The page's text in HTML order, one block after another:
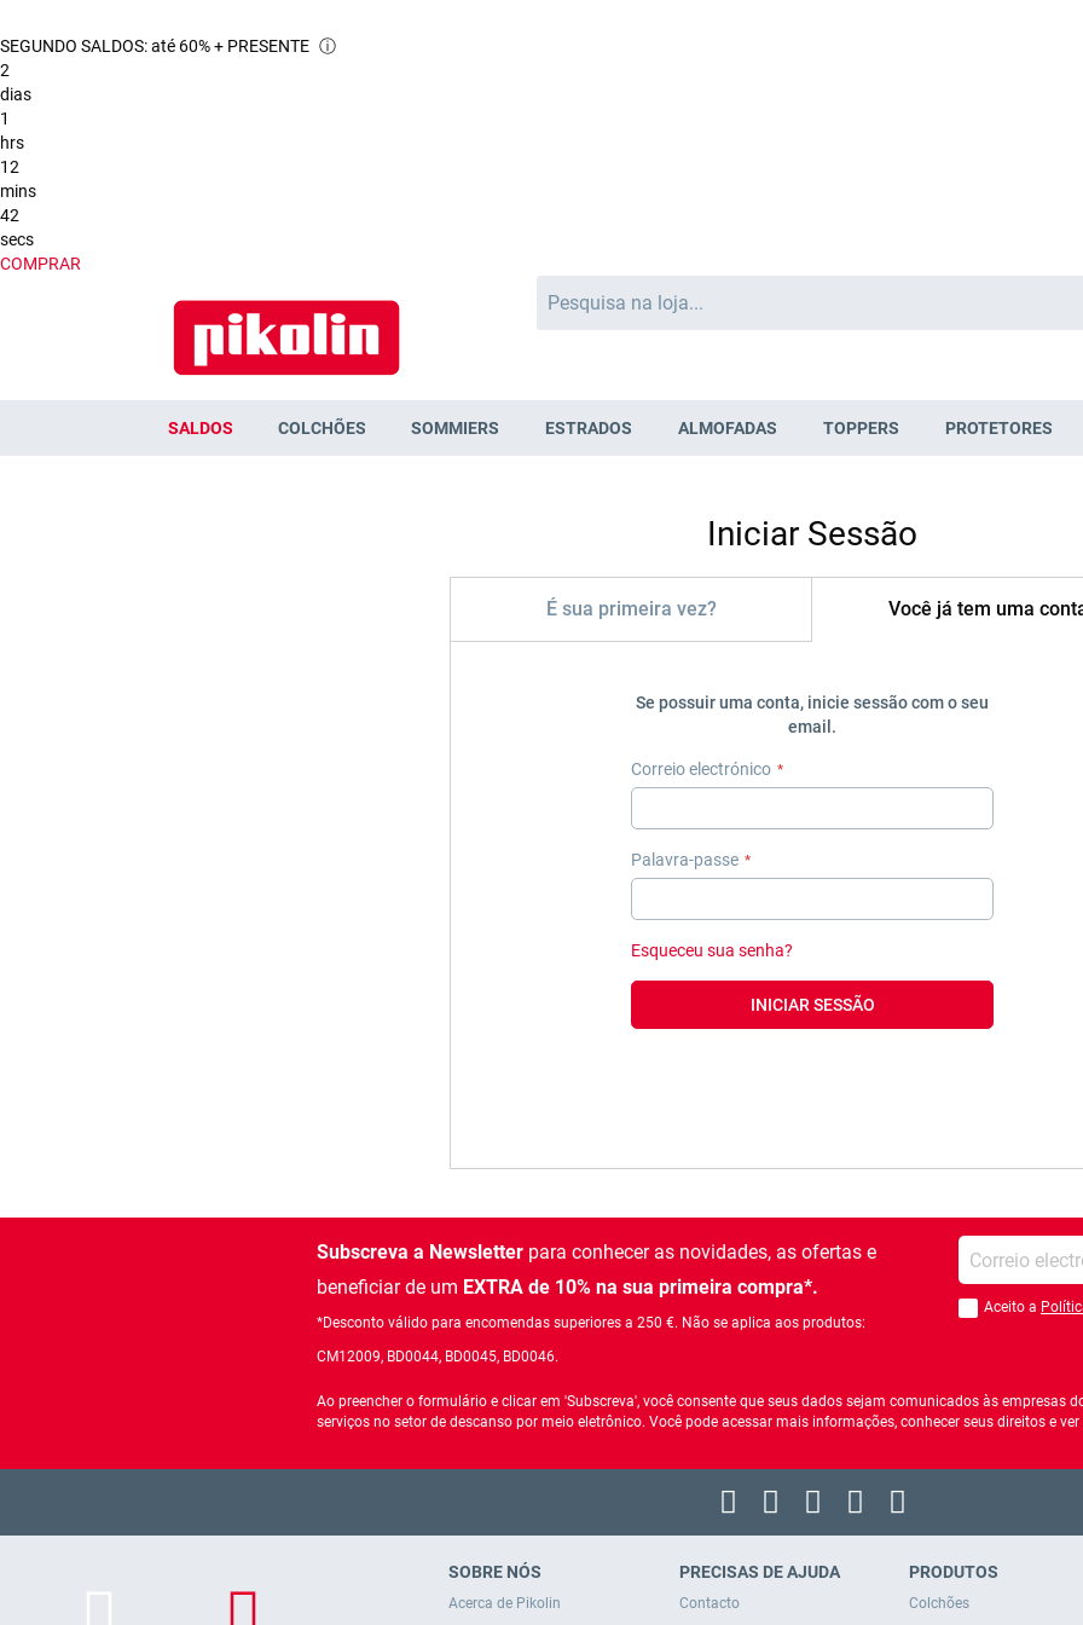
Search
SEGUNDO SALDOS: até 60% + PRESENTE ⓘ
2
dias
1
hrs
12
mins
41
secs
COMPRAR
SALDOS COLCHÕES SOMMIERS ESTRADOS ALMOFADAS TOPPERS PROTETORES
Iniciar Sessão
É sua primeira vez? Você já tem uma
Se possuir uma conta, inicie sessão com o seu
email.
Correio electrónico
Palavra-passe
Esqueceu sua senha?
INICIAR SESSÃO
Subscreva a Newsletterpara conhecer as novidades, as ofertas e
beneficiar de um EXTRA de 10% na sua primeira compra*.
*Desconto válido para encomendas superiores a 250 €. Não se aplica aos produtos:
CM12009, BD0044, BD0045, BD0046.
Introduza o seu
Você deve aceitar
Aceito a
Ao preencher o formulário e clicar em 'Subscreva', você consente que seus dados sejam comunicados às
serviços no setor de descanso por meio eletrônico. Você pode acessar mais informações, conhecer seus direitos e
SOBRE NÓS
Acerca de Pikolin
PRECISAS DE AJUDA
Contacto
PRODUTOS
Colchões